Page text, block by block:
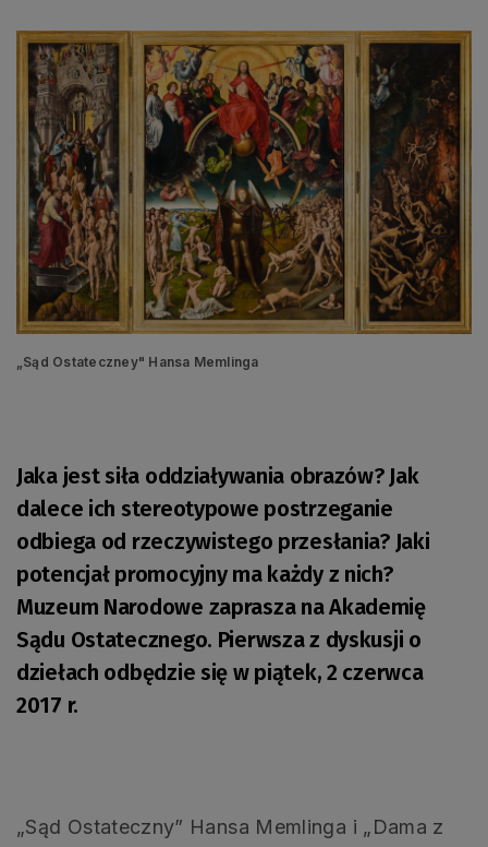
„Sąd Ostateczney" Hansa Memlinga
Jaka jest siła oddziaływania obrazów? Jak
dalece ich stereotypowe postrzeganie
odbiega od rzeczywistego przesłania? Jaki
potencjał promocyjny ma każdy z nich?
Muzeum Narodowe zaprasza na Akademię
Sądu Ostatecznego. Pierwsza z dyskusji o
dziełach odbędzie się w piątek, 2 czerwca
2017 r.
„Sąd Ostateczny” Hansa Memlinga i „Dama z